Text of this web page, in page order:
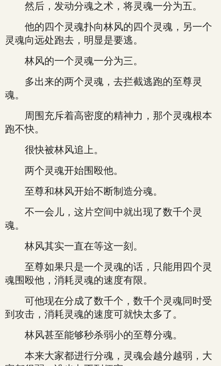
然后，发动分魂之术，将灵魂一分为五。
他的四个灵魂扑向林风的四个灵魂，另一个
灵魂向远处跑去，明显是要逃。
林风的一个灵魂一分为三。
多出来的两个灵魂，去拦截逃跑的至尊灵
魂。
周围充斥着高密度的精神力，那个灵魂根本
跑不快。
很快被林风追上。
两个灵魂开始围殴他。
至尊和林风开始不断制造分魂。
不一会儿，这片空间中就出现了数千个灵
魂。
林风其实一直在等这一刻。
至尊如果只是一个灵魂的话，只能用四个灵
魂围殴他，消耗灵魂的速度有限。
可他现在分成了数千个，数千个灵魂同时受
到攻击，消耗灵魂的速度可就快太多了。
林风甚至能够秒杀弱小的至尊分魂。
本来大家都进行分魂，灵魂会越分越弱，大